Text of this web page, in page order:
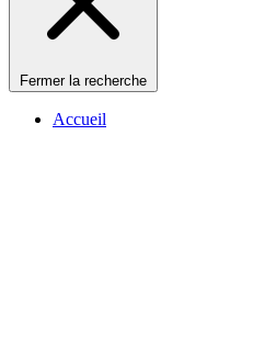
Fermer la recherche
Accueil